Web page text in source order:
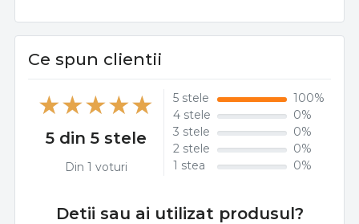
Ce spun clientii
5 din 5 stele
Din 1 voturi
5 stele
100%
4 stele
0%
3 stele
0%
2 stele
0%
1 stea
0%
Detii sau ai utilizat produsul?